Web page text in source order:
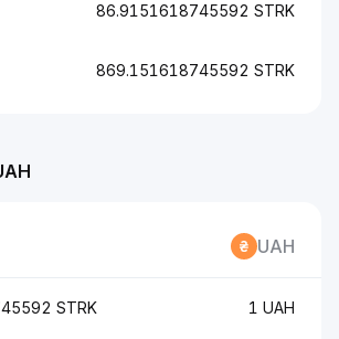
UAH
STRK 1 UAH
86.9151618745592 STRK
869.151618745592 STRK